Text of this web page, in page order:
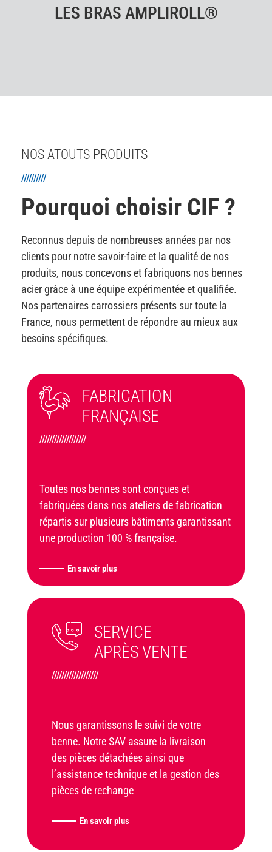
LES BRAS AMPLIROLL®
NOS ATOUTS PRODUITS
//////////
Pourquoi choisir CIF ?
Reconnus depuis de nombreuses années par nos
clients pour notre savoir-faire et la qualité de nos
produits, nous concevons et fabriquons nos bennes
acier grâce à une équipe expérimentée et qualifiée.
Nos partenaires carrossiers présents sur toute la
France, nous permettent de répondre au mieux aux
besoins spécifiques.
FABRICATION
FRANÇAISE
///////////////////
Toutes nos bennes sont conçues et
fabriquées dans nos ateliers de fabrication
répartis sur plusieurs bâtiments garantissant
une production 100 % française.
En savoir plus
SERVICE
APRÈS VENTE
///////////////////
Nous garantissons le suivi de votre
benne. Notre SAV assure la livraison
des pièces détachées ainsi que
l’assistance technique et la gestion des
pièces de rechange
En savoir plus